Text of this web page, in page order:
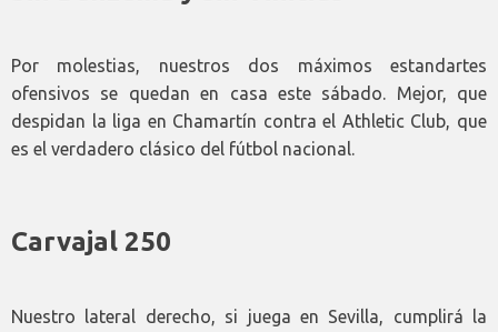
Por molestias, nuestros dos máximos estandartes
ofensivos se quedan en casa este sábado. Mejor, que
despidan la liga en Chamartín contra el Athletic Club, que
es el verdadero clásico del fútbol nacional.
Carvajal 250
Nuestro lateral derecho, si juega en Sevilla, cumplirá la